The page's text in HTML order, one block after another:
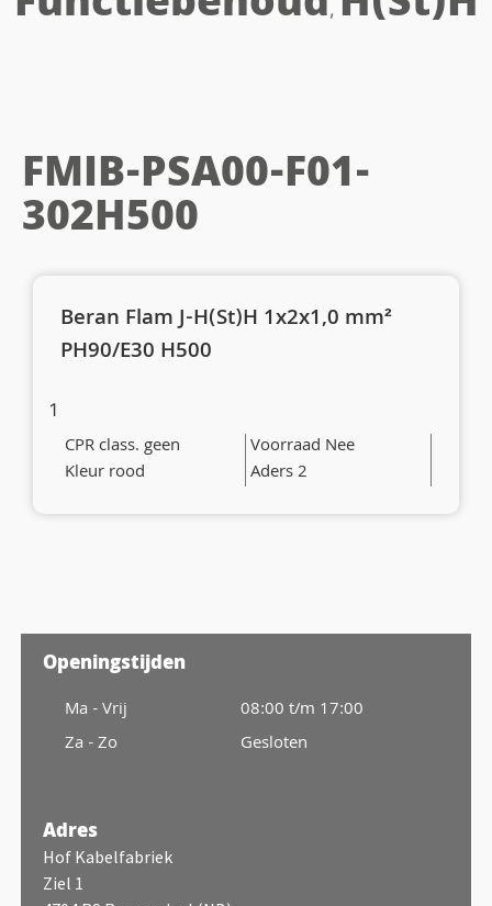
,
FMIB-PSA00-F01-
302H500
Beran Flam J-H(St)H 1x2x1,0 mm²
PH90/E30 H500
1
CPR class. geen
Voorraad Nee
Kleur rood
Aders 2
Openingstijden
Ma - Vrij
Za - Zo
08:00 t/m 17:00
Gesloten
Adres
Hof Kabelfabriek
Ziel 1